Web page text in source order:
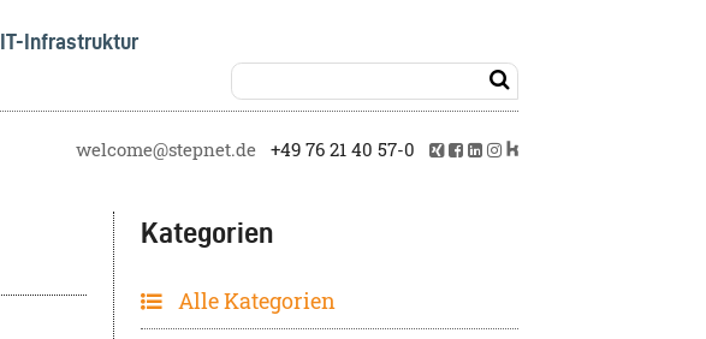
IT-Infrastruktur

welcome@stepnet.de +49 76 21 40 57-0
Kategorien
Alle Kategorien